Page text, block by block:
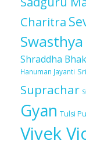
Charitra
Swasthya
Shraddha
Hanuman Jayanti
Suprachar
Gyan Tulsi
Vivek